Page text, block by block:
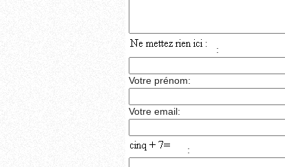
:
Votre prénom:
Votre email:
: